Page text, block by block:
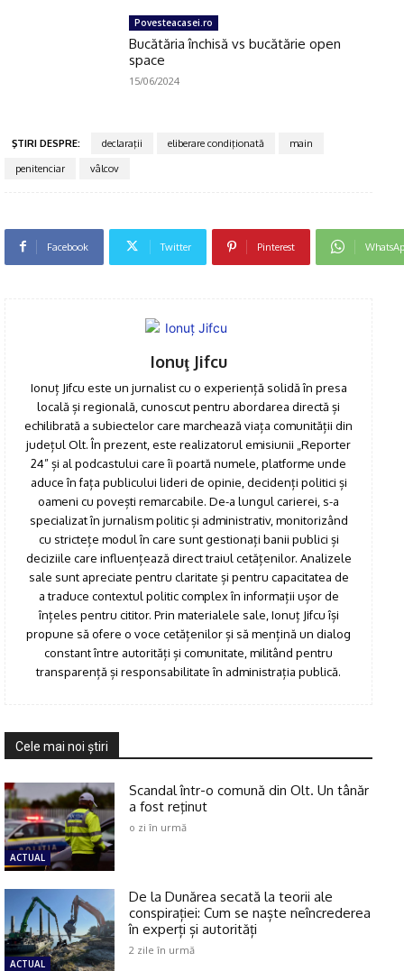
Povesteacasei.ro
Bucătăria închisă vs bucătărie open
space
15/06/2024
ŞTIRI DESPRE: declaraţii eliberare condiţionată
main
penitenciar
vâlcov
Facebook Twitter Pinterest
Ionuţ Jifcu
Ionuț Jifcu este un jurnalist cu o experiență solidă în presa
locală și regională, cunoscut pentru abordarea directă și
echilibrată a subiectelor care marchează viața comunității din
județul Olt. În prezent, este realizatorul emisiunii „Reporter
24” și al podcastului care îi poartă numele, platforme unde
aduce în fața publicului lideri de opinie, decidenți politici și
oameni cu povești remarcabile. De-a lungul carierei, s-a
specializat în jurnalism politic și administrativ, monitorizând
cu strictețe modul în care sunt gestionați banii publici și
deciziile care influențează direct traiul cetățenilor. Analizele
sale sunt apreciate pentru claritate și pentru capacitatea de
a traduce contextul politic complex în informații ușor de
înțeles pentru cititor. Prin materialele sale, Ionuț Jifcu își
propune să ofere o voce cetățenilor și să mențină un dialog
constant între autorități și comunitate, militând pentru
transparență și responsabilitate în administrația publică.
Cele mai noi ştiri
ACTUAL
Scandal într-o comună din Olt. Un tânăr
a fost reţinut
o zi în urmă
ACTUAL
De la Dunărea secată la teorii ale
conspirației: Cum se naște neîncrederea
în experți și autorități
2 zile în urmă